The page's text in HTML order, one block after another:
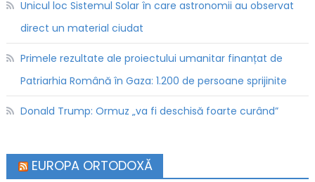
Unicul loc Sistemul Solar în care astronomii au observat
direct un material ciudat
Primele rezultate ale proiectului umanitar finanțat de
Patriarhia Română în Gaza: 1.200 de persoane sprijinite
Donald Trump: Ormuz „va fi deschisă foarte curând”
EUROPA ORTODOXĂ